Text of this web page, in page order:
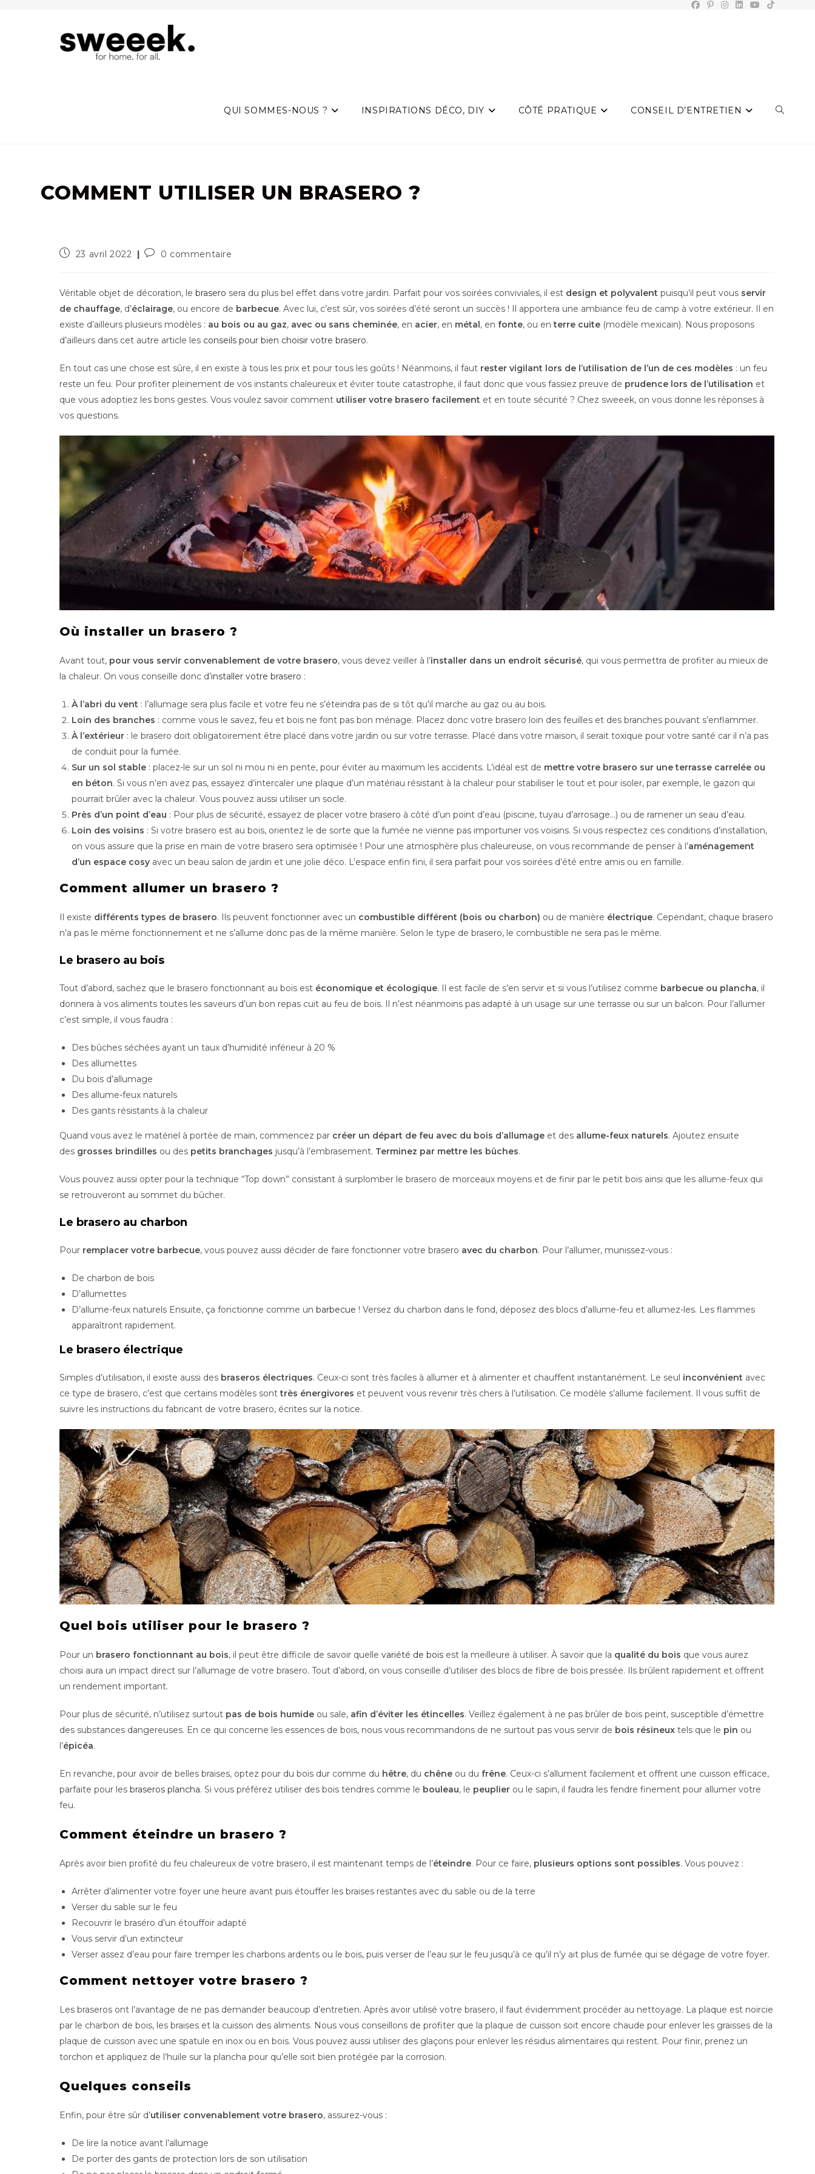
QUI SOMMES-NOUS ? INSPIRATIONS DÉCO, DIY CÔTÉ PRATIQUE CONSEIL D’ENTRETIEN TOGGLE
COMMENT UTILISER UN BRASERO ?
Publication
23 avril 2022
Commentaires
publication :
0 commentaire
Véritable objet de décoration, lebrasero sera du plus bel effet dans votre jardin. Parfait pour vos soirées conviviales, il est design et polyvalent puisqu’il peut vous servir
de chauffage, d’éclairage, ou encore de barbecue. Avec lui, c’est sûr, vos soirées d’été seront un succès ! Il apportera une ambiance feu de camp à votre extérieur. Il en
existe d’ailleurs plusieurs modèles : au bois ou au gaz, avec ou sans cheminée, en acier, en métal, en fonte, ou enterre cuite (modèle mexicain). Nous proposons
d’ailleurs dans cet autre article les conseils pour bien choisir votre brasero.
En tout cas une chose est sûre, il en existe à tous les prix et pour tous les goûts ! Néanmoins, il faut rester vigilant lors de l’utilisation de l’un de ces modèles : un feu
reste un feu. Pour profiter pleinement de vos instants chaleureux et éviter toute catastrophe, il faut donc que vous fassiez preuve de prudence lors de l’utilisation et
que vous adoptiez les bons gestes. Vous voulez savoir comment utiliser votre brasero facilement et en toute sécurité ? Chez sweeek, on vous donne les réponses à
vos questions.
Où installer un brasero ?
Avant tout, pour vous servir convenablement de votre brasero, vous devez veiller à l’installer dans un endroit sécurisé, qui vous permettra de profiter au mieux de
la chaleur. On vous conseille donc d’installer votre brasero :
À l’abri du vent : l’allumage sera plus facile et votre feu ne s’éteindra pas de si tôt qu’il marche au gaz ou au bois.
Loin des branches : comme vous le savez, feu et bois ne font pas bon ménage. Placez donc votre brasero loin des feuilles et des branches pouvant s’enflammer.
À l’extérieur : le brasero doit obligatoirement être placé dans votre jardin ou sur votre terrasse. Placé dans votre maison, il serait toxique pour votre santé car il n’a pas
de conduit pour la fumée.
Sur un sol stable : placez-le sur un sol ni mou ni en pente, pour éviter au maximum les accidents. L’idéal est de mettre votre brasero sur une terrasse carrelée ou
en béton. Si vous n’en avez pas, essayez d’intercaler une plaque d’un matériau résistant à la chaleur pour stabiliser le tout et pour isoler, par exemple, le gazon qui
pourrait brûler avec la chaleur. Vous pouvez aussi utiliser un socle.
Près d’un point d’eau : Pour plus de sécurité, essayez de placer votre brasero à côté d’un point d’eau (piscine, tuyau d’arrosage…) ou de ramener un seau d’eau.
Loin des voisins : Si votre brasero est au bois, orientez le de sorte que la fumée ne vienne pas importuner vos voisins. Si vous respectez ces conditions d’installation,
on vous assure que la prise en main de votre brasero sera optimisée ! Pour une atmosphère plus chaleureuse, on vous recommande de penser à l’aménagement
d’un espace cosy avec un beau salon de jardin et une jolie déco. L’espace enfin fini, il sera parfait pour vos soirées d’été entre amis ou en famille.
Comment allumer un brasero ?
Il existe différents types de brasero. Ils peuvent fonctionner avec un combustible différent (bois ou charbon) ou de manière électrique. Cependant, chaque brasero
n’a pas le même fonctionnement et ne s’allume donc pas de la même manière. Selon le type de brasero, le combustible ne sera pas le même.
Le brasero au bois
Tout d’abord, sachez que le brasero fonctionnant au bois est économique et écologique. Il est facile de s’en servir et si vous l’utilisez comme barbecue ou plancha, il
donnera à vos aliments toutes les saveurs d’un bon repas cuit au feu de bois. Il n’est néanmoins pas adapté à un usage sur une terrasse ou sur un balcon. Pour l’allumer
c’est simple, il vous faudra :
Des bûches séchées ayant un taux d’humidité inférieur à 20 %
Des allumettes
Du bois d’allumage
Des allume-feux naturels
Des gants résistants à la chaleur
Quand vous avez le matériel à portée de main, commencez par créer un départ de feu avec du bois d’allumage et des allume-feux naturels. Ajoutez ensuite
des grosses brindilles ou des petits branchages jusqu’à l’embrasement. Terminez par mettre les bûches.
Vous pouvez aussi opter pour la technique “Top down” consistant à surplomber le brasero de morceaux moyens et de finir par le petit bois ainsi que les allume-feux qui
se retrouveront au sommet du bûcher.
Le brasero au charbon
Pour remplacer votre barbecue, vous pouvez aussi décider de faire fonctionner votre brasero avec du charbon. Pour l’allumer, munissez-vous :
De charbon de bois
D’allumettes
D’allume-feux naturels Ensuite, ça fonctionne comme un barbecue ! Versez du charbon dans le fond, déposez des blocs d’allume-feu et allumez-les. Les flammes
apparaîtront rapidement.
Le brasero électrique
Simples d’utilisation, il existe aussi des braseros électriques. Ceux-ci sont très faciles à allumer et à alimenter et chauffent instantanément. Le seul inconvénient avec
ce type de brasero, c’est que certains modèles sonttrès énergivores et peuvent vous revenir très chers à l’utilisation. Ce modèle s’allume facilement. Il vous suffit de
suivre les instructions du fabricant de votre brasero, écrites sur la notice.
Quel bois utiliser pour le brasero ?
Pour un brasero fonctionnant au bois, il peut être difficile de savoir quellevariété de bois est la meilleure à utiliser. À savoir que la qualité du bois que vous aurez
choisi aura un impact direct sur l’allumage de votre brasero. Tout d’abord, on vous conseille d’utiliser des blocs de fibre de bois pressée. Ils brûlent rapidement et offrent
un rendement important.
Pour plus de sécurité, n’utilisez surtout pas de bois humide ou sale, afin d’éviter les étincelles. Veillez également à ne pas brûler de bois peint, susceptible d’émettre
des substances dangereuses. En ce qui concerne les essences de bois, nous vous recommandons de ne surtout pas vous servir de bois résineux tels que le pin ou
l’épicéa.
En revanche, pour avoir de belles braises, optez pour du bois dur comme du hêtre, du chêne ou du frêne. Ceux-ci s’allument facilement et offrent une cuisson efficace,
parfaite pour lesbraseros plancha. Si vous préférez utiliser des bois tendres comme le bouleau, le peuplier ou le sapin, il faudra les fendre finement pour allumer votre
feu.
Comment éteindre un brasero ?
Après avoir bien profité du feu chaleureux de votre brasero, il est maintenant temps de l’éteindre. Pour ce faire, plusieurs options sont possibles. Vous pouvez :
Arrêter d’alimenter votre foyer une heure avant puis étouffer les braises restantes avec du sable ou de la terre
Verser du sable sur le feu
Recouvrir le braséro d’un étouffoir adapté
Vous servir d’un extincteur
Verser assez d’eau pour faire tremper les charbons ardents ou le bois, puis verser de l’eau sur le feu jusqu’à ce qu’il n’y ait plus de fumée qui se dégage de votre foyer.
Comment nettoyer votre brasero ?
Les braseros ont l’avantage de ne pas demander beaucoup d’entretien. Après avoir utilisé votre brasero, il faut évidemment procéder au nettoyage. La plaque est noircie
par le charbon de bois, les braises et la cuisson des aliments. Nous vous conseillons de profiter que la plaque de cuisson soit encore chaude pour enlever les graisses de la
plaque de cuisson avec une spatule en inox ou en bois. Vous pouvez aussi utiliser des glaçons pour enlever les résidus alimentaires qui restent. Pour finir, prenez un
torchon et appliquez de l’huile sur la plancha pour qu’elle soit bien protégée par la corrosion.
Quelques conseils
Enfin, pour être sûr d’utiliser convenablement votre brasero, assurez-vous :
De lire la notice avant l’allumage
De porter des gants de protection lors de son utilisation